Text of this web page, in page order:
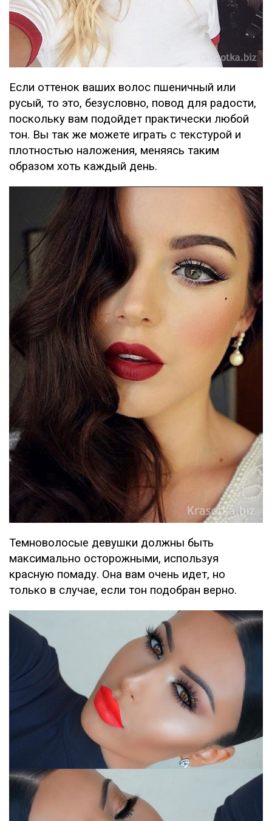
Если оттенок ваших волос пшеничный или
русый, то это, безусловно, повод для радости,
поскольку вам подойдет практически любой
тон. Вы так же можете играть с текстурой и
плотностью наложения, меняясь таким
образом хоть каждый день.
Темноволосые девушки должны быть
максимально осторожными, используя
красную помаду. Она вам очень идет, но
только в случае, если тон подобран верно.